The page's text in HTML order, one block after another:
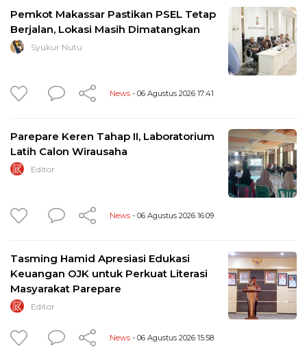
Pemkot Makassar Pastikan PSEL Tetap
Berjalan, Lokasi Masih Dimatangkan
Syukur Nutu
News - 06 Agustus 2026 17:41
Parepare Keren Tahap II, Laboratorium
Latih Calon Wirausaha
Editor
News - 06 Agustus 2026 16:09
Tasming Hamid Apresiasi Edukasi
Keuangan OJK untuk Perkuat Literasi
Masyarakat Parepare
Editor
News - 06 Agustus 2026 15:58